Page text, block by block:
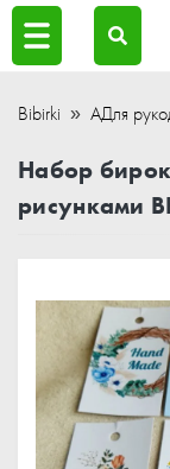
Bibirki АДля
Набор
рисунками